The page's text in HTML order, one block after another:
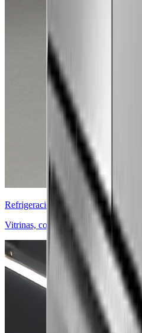
Refrigeración Comercial
Vitrinas, congeladores y cámaras frías